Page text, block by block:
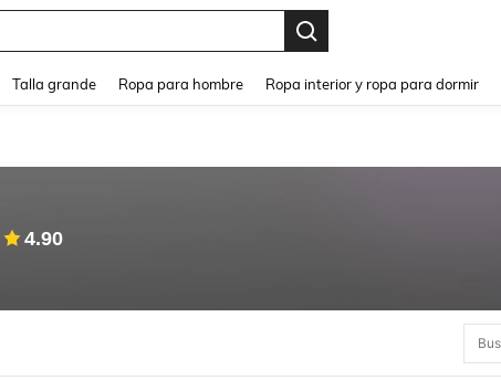
Talla grande Ropa para hombre Ropa interior y ropa para dormir
4.90